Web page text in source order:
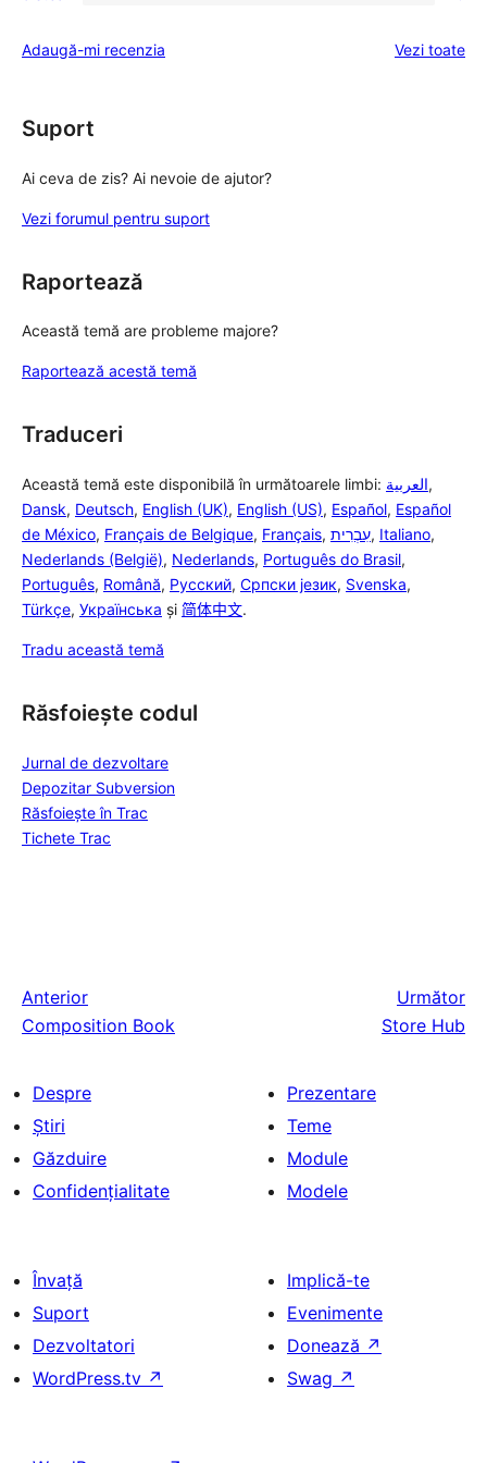
(stele)
recenzii
0
–
Adaugă-mi recenzia Vezi toate
Suport
Ai ceva de zis? Ai nevoie de ajutor?
Vezi forumul pentru suport
Raportează
Această temă are probleme majore?
Raportează acestă temă
Traduceri
Această temă este disponibilă în următoarele limbi: العربية,
Dansk, Deutsch, English (UK), English (US), Español, Español
de México, Français de Belgique, Français, עִבְרִית, Italiano,
Nederlands (België), Nederlands, Português do Brasil,
Português, Română, Русский, Српски језик, Svenska,
Türkçe, Українська și 简体中文.
Tradu această temă
Răsfoiește codul
Jurnal de dezvoltare
Depozitar Subversion
Răsfoiește în Trac
Tichete Trac
Anterior
Composition Book
Următor
Store Hub
Despre
Știri
Găzduire
Confidențialitate
Prezentare
Teme
Module
Modele
Învață
Suport
Dezvoltatori
WordPress.tv ↗
Implică-te
Evenimente
Donează ↗
Swag ↗